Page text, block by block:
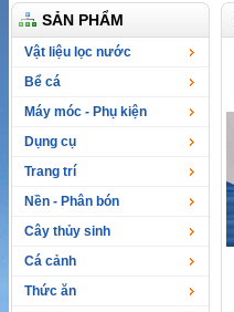
SẢN PHẨM
Vật liệu lọc nước
Bể cá
Máy móc - Phụ kiện
Dụng cụ
Trang trí
Nền - Phân bón
Cây thủy sinh
Cá cảnh
Thức ăn